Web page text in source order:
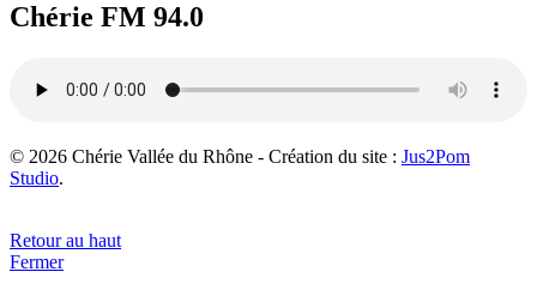
Chérie FM 94.0
© 2026 Chérie Vallée du Rhône - Création du site : Jus2Pom
Studio.
Retour au haut
Fermer